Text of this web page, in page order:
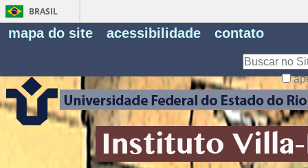
BRASIL
mapa do site acessibilidade contato